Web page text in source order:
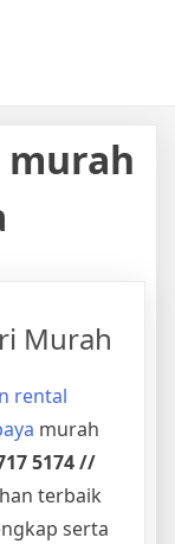
Murah
rental
murah
5174 //
terbaik
serta